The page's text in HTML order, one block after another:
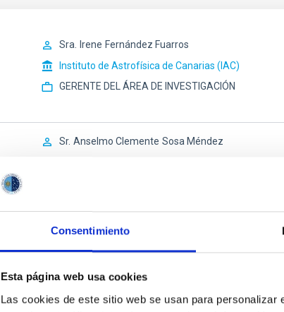
Consentimiento
Esta página web usa cookies
Las cookies de este sitio web se usan para
Sra. Irene Fernández Fuarros
Instituto de Astrofísica de Canarias (IAC)
GERENTE DEL ÁREA DE INVESTIGACIÓN
Sr. Anselmo Clemente Sosa Méndez
Sr. Alfredo Rafael
Ingeniero/a Senior